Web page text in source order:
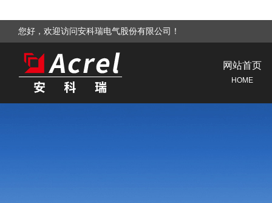
您好，欢迎访问安科瑞电气股份有限公司！
网站首页
HOME